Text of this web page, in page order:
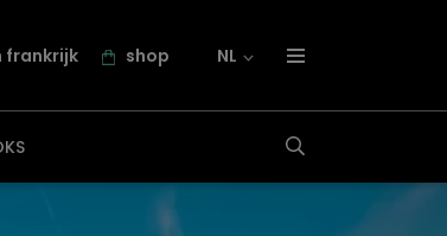
frankrijk shop NL
over frankrijk.nl